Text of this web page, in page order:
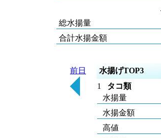
総水揚量
合計水揚金額
前日
水揚げTOP3
1
タコ類
水揚量
水揚金額
高値